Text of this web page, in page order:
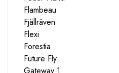
Flambeau
Fjällräven
Flexi
Forestia
Future Fly
Gateway 1